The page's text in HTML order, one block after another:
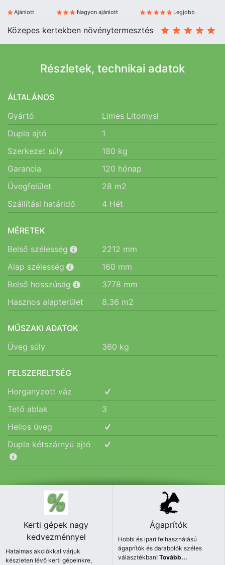
Ajánlott Nagyon ajánlott Legjobb
Közepes kertekben növénytermesztés
Részletek, technikai adatok
ÁLTALÁNOS
Gyártó
Limes Litomysl
Dupla ajtó
1
Szerkezet súly
180 kg
Garancia
120 hónap
Üvegfelület
28 m2
Szállítási határidő
4 Hét
MÉRETEK
Belső szélesség
2212 mm
Alap szélesség
160 mm
Belső hosszúság
3778 mm
Hasznos alapterület
8.36 m2
MŰSZAKI ADATOK
Üveg súly
360 kg
FELSZERELTSÉG
Horganyzott váz
Tető ablak
3
Helios üveg
Dupla kétszárnyú ajtó
Kerti gépek nagy
kedvezménnyel
Hatalmas akciókkal várjuk
készleten lévő kerti gépeinkre,
Ágaprítók
Hobbi és ipari felhasználású
ágaprítók és darabolók széles
választékban!Tovább...